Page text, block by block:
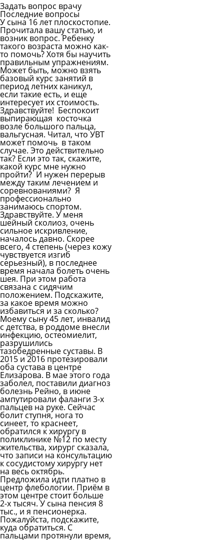
Задать вопрос врачу
Последние вопросы
У сына 16 лет плоскостопие.
Прочитала вашу статью, и
возник вопрос. Ребенку
такого возраста можно как-
то помочь? Хотя бы научить
правильным упражнениям.
Может быть, можно взять
базовый курс занятий в
период летних каникул,
если такие есть, и еще
интересует их стоимость.
Здравствуйте! Беспокоит
выпирающая косточка
возле большого пальца,
вальгусная. Читал, что УВТ
может помочь в таком
случае. Это действительно
так? Если это так, скажите,
какой курс мне нужно
пройти? И нужен перерыв
между таким лечением и
соревнованиями? Я
профессионально
занимаюсь спортом.
Здравствуйте. У меня
шейный сколиоз, очень
сильное искривление,
началось давно. Скорее
всего, 4 степень (через кожу
чувствуется изгиб
серьезный), в последнее
время начала болеть очень
шея. При этом работа
связана с сидячим
положением. Подскажите,
за какое время можно
избавиться и за сколько?
Моему сыну 45 лет, инвалид
с детства, в роддоме внесли
инфекцию, остеомиелит,
разрушились
тазобедренные суставы. В
2015 и 2016 протезировали
оба сустава в центре
Елизарова. В мае этого года
заболел, поставили диагноз
болезнь Рейно, в июне
ампутировали фаланги 3-х
пальцев на руке. Сейчас
болит ступня, нога то
синеет, то краснеет,
обратился к хирургу в
поликлинике №12 по месту
жительства, хирург сказала,
что записи на консультацию
к сосудистому хирургу нет
на весь октябрь.
Предложила идти платно в
центр флебологии. Приём в
этом центре стоит больше
2-х тысяч. У сына пенсия 8
тыс., и я пенсионерка.
Пожалуйста, подскажите,
куда обратиться. С
пальцами протянули время,